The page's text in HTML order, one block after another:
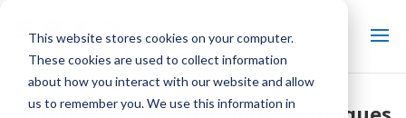
This website stores cookies on your computer.
These cookies are used to collect information
about how you interact with our website and allow
us to remember you. We use this information in